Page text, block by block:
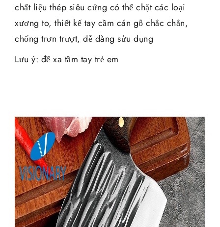
chất liệu thép siêu cứng có thể chặt các loại
xương to, thiết kế tay cầm cán gỗ chắc chắn,
chống trơn trượt, dễ dàng sửu dụng
Lưu ý: để xa tầm tay trẻ em